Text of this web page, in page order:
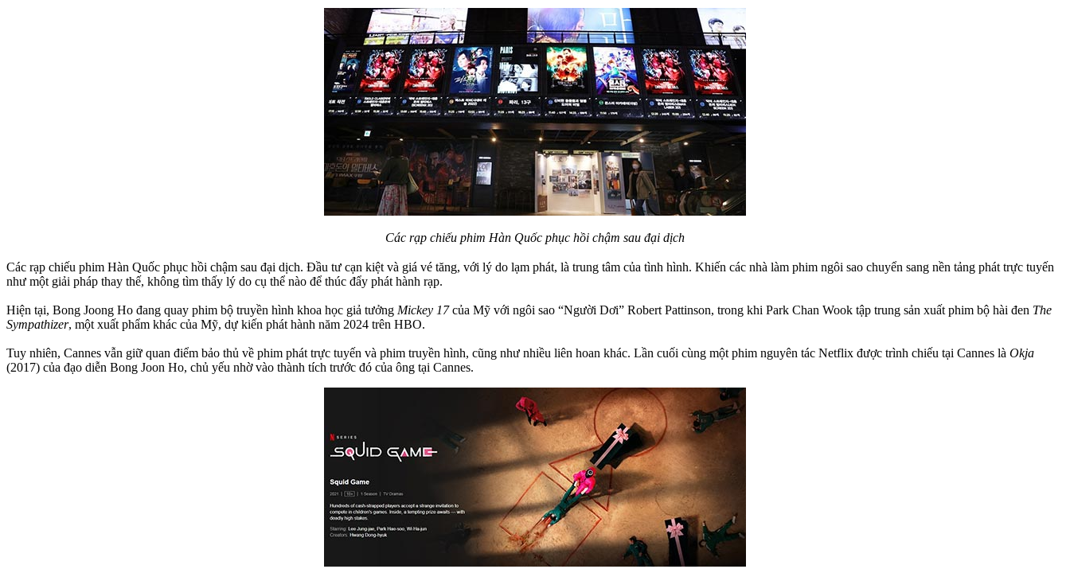
Các rạp chiếu phim Hàn Quốc phục hồi chậm sau đại dịch
Các rạp chiếu phim Hàn Quốc phục hồi chậm sau đại dịch. Đầu tư cạn kiệt và giá vé tăng, với lý do lạm phát, là trung tâm của tình hình. Khiến các nhà làm phim ngôi sao chuyển sang nền tảng phát trực tuyến
như một giải pháp thay thế, không tìm thấy lý do cụ thể nào để thúc đẩy phát hành rạp.
Hiện tại, Bong Joong Ho đang quay phim bộ truyền hình khoa học giả tưởng Mickey 17của Mỹ với ngôi sao “Người Dơi” Robert Pattinson, trong khi Park Chan Wook tập trung sản xuất phim bộ hài đen The
Sympathizer, một xuất phẩm khác của Mỹ, dự kiến phát hành năm 2024 trên HBO.
Tuy nhiên, Cannes vẫn giữ quan điểm bảo thủ về phim phát trực tuyến và phim truyền hình, cũng như nhiều liên hoan khác. Lần cuối cùng một phim nguyên tác Netflix được trình chiếu tại Cannes là Okja
(2017) của đạo diễn Bong Joon Ho, chủ yếu nhờ vào thành tích trước đó của ông tại Cannes.